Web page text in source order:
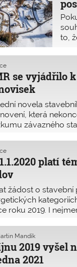
ve
to,
se vyjádřilo
novela
která
závazného
v režimu
odvolacího
vydání, podle
platí
žádost o
roku 2019. I
obnovitelné
č. 78/2013
2019 vyšel
2021
Mandík